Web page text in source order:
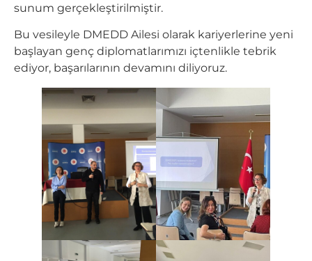
sunum gerçekleştirilmiştir.
Bu vesileyle DMEDD Ailesi olarak kariyerlerine yeni
başlayan genç diplomatlarımızı içtenlikle tebrik
ediyor, başarılarının devamını diliyoruz.